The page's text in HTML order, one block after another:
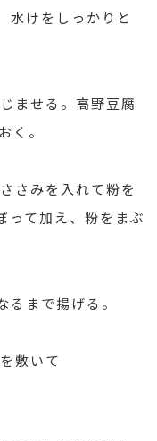
水けをしっかりと
ませる。高野豆腐
く。
さみを入れて粉を
って加え、粉をまぶ
まで揚げる。
敷いて